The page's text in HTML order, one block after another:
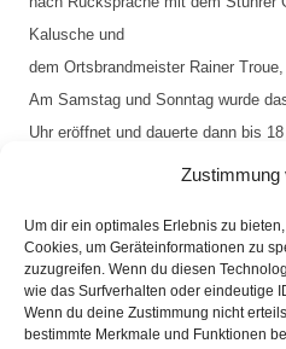
Zustimmung
Um dir ein optimales Erlebnis zu
Cookies, um Geräteinformationen zu
zuzugreifen. Wenn du diesen
wie das Surfverhalten oder eindeutige
Wenn du deine Zustimmung nicht
bestimmte Merkmale und Funktionen
Kalusche und
dem Ortsbrandmeister Rainer
Am Samstag und Sonntag wurde
Uhr eröffnet und dauerte dann bis
Die Resonanz der Kinder und
Bundesgebiet war
riesengroß. Auch die Organisatoren
Idee und